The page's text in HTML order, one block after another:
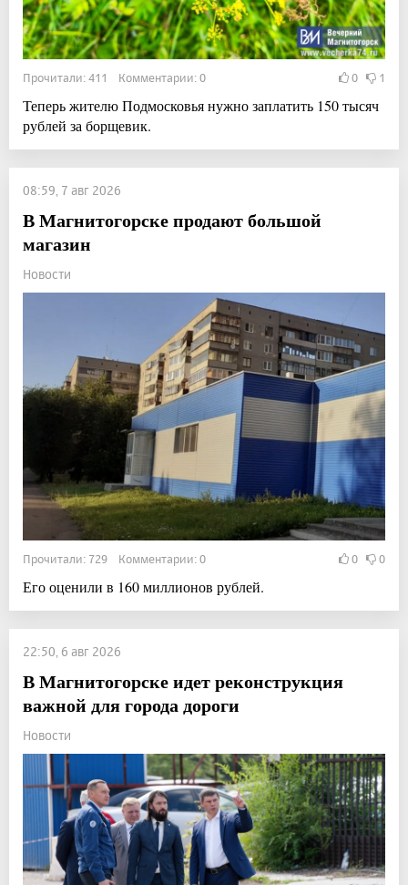
Прочитали: 411 Комментарии: 0 0 1
Теперь жителю Подмосковья нужно заплатить 150 тысяч
рублей за борщевик.
08:59, 7 авг 2026
В Магнитогорске продают большой
магазин
Новости
Прочитали: 729 Комментарии: 0 0 0
Его оценили в 160 миллионов рублей.
22:50, 6 авг 2026
В Магнитогорске идет реконструкция
важной для города дороги
Новости